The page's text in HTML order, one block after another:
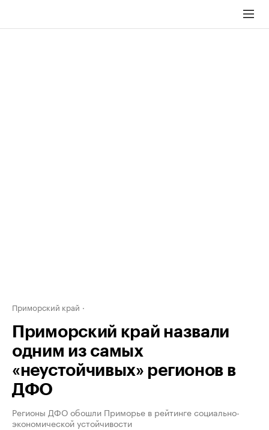
Приморский край
Приморский край назвали
одним из самых
«неустойчивых» регионов в
ДФО
Регионы ДФО обошли Приморье в рейтинге социально-
экономической устойчивости